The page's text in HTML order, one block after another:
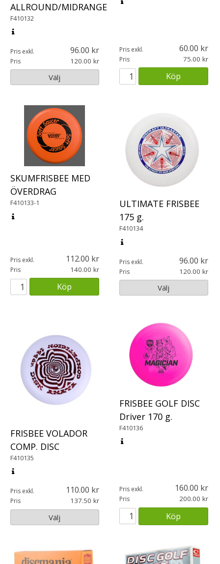
ALLROUND/MIDRANGE
F410132
Pris exkl. 96.00
Pris 120.00
Välj
Pris exkl. 60.00
Pris 75.00
Köp
SKUMFRISBEE MED
ÖVERDRAG
F410133-1
Pris exkl. 112.00
Pris 140.00
Köp
ULTIMATE FRISBEE
175 g.
F410134
Pris exkl. 96.00
Pris 120.00
Välj
FRISBEE VOLADOR
COMP. DISC
F410135
Pris exkl. 110.00
Pris 137.50
Välj
FRISBEE GOLF DISC
Driver 170 g.
F410136
Pris exkl. 160.00
Pris 200.00
Köp